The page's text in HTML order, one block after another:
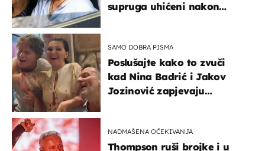
supruga uhićeni nakon
SAMO DOBRA PISMA
Poslušajte kako to zvuči
kad Nina Badrić i Jakov
Jozinović zapjevaju
NADMAŠENA OČEKIVANJA
Thompson ruši brojke i u